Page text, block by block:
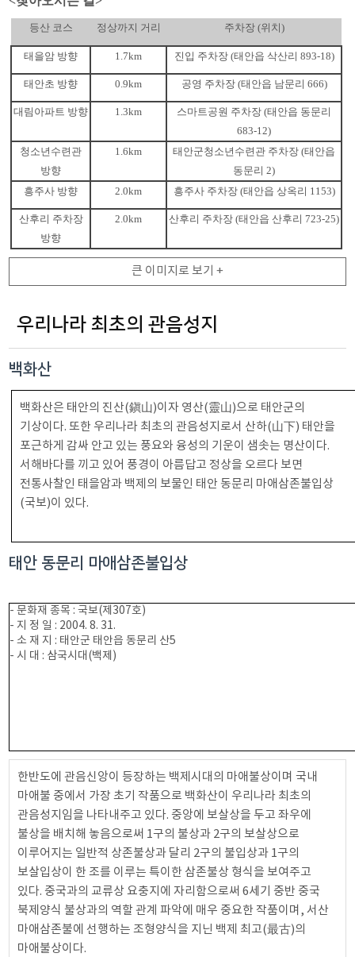
등산 코스 정상까지 거리 주차장 (위치)
태을암 방향 1.7km 진입 주차장 (태안읍 삭산리 893-18)
태안초 방향 0.9km 공영 주차장 (태안읍 남문리 666)
대림아파트 방향 1.3km
스마트공원 주차장 (태안읍 동문리
683-12)
청소년수련관
방향
1.6km
태안군청소년수련관 주차장 (태안읍
동문리 2)
흥주사 방향
2.0km 흥주사 주차장 (태안읍 상옥리 1153)
산후리 주차장
방향
2.0km 산후리 주차장 (태안읍 산후리 723-25)
큰 이미지로 보기 +
우리나라 최초의 관음성지
백화산
백화산은 태안의 진산(鎭山)이자 영산(靈山)으로 태안군의
기상이다. 또한 우리나라 최초의 관음성지로서 산하(山下) 태안을
포근하게 감싸 안고 있는 풍요와 융성의 기운이 샘솟는 명산이다.
서해바다를 끼고 있어 풍경이 아름답고 정상을 오르다 보면
전통사찰인 태을암과 백제의 보물인 태안 동문리 마애삼존불입상
(국보)이 있다.
태안 동문리 마애삼존불입상
- 문화재 종목 : 국보(제307호)
- 지 정 일 : 2004. 8. 31.
- 소 재 지 : 태안군 태안읍 동문리 산5
- 시 대 : 삼국시대(백제)
한반도에 관음신앙이 등장하는 백제시대의 마애불상이며 국내
마애불 중에서 가장 초기 작품으로 백화산이 우리나라 최초의
관음성지임을 나타내주고 있다. 중앙에 보살상을 두고 좌우에
불상을 배치해 놓음으로써 1구의 불상과 2구의 보살상으로
이루어지는 일반적 상존불상과 달리 2구의 불입상과 1구의
보살입상이 한 조를 이루는 특이한 삼존불상 형식을 보여주고
있다. 중국과의 교류상 요충지에 자리함으로써 6세기 중반 중국
북제양식 불상과의 역할 관계 파악에 매우 중요한 작품이며, 서산
마애삼존불에 선행하는 조형양식을 지닌 백제 최고(最古)의
마애불상이다.